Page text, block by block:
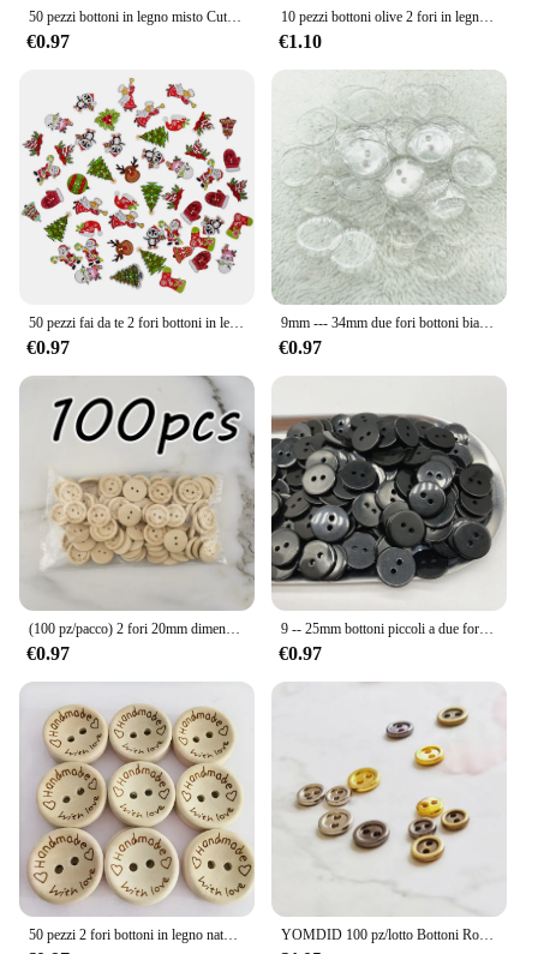
50 pezzi bottoni in legno misto Cute Bird Pattern Decorati 2 fori bottoni rotondi in legno per cucire, fai da te, accessori per abbigliamento 7 nk213
€0.97
10 pezzi bottoni olive 2 fori in legno attiva/disattiva cucito artigianale accessorio fai da te compatibile con abbigliamento giacca giacca giacca giacca
€1.10
50 pezzi fai da te 2 fori bottoni in legno legno decorativo natale cartone animato Scrapbooking fatto a mano per forniture artigianali accessori per il cucito
€0.97
9mm --- 34mm due fori bottoni bianchi trasparenti piccoli bottoni rotondi per cucire in resina per pane accessori per abbigliamento fai da te
€0.97
€0.97
9 -- 25mm bottoni piccoli a due fori bottone nero Pad Pad pane bottoni da cucire in resina rotonda Scrapbooking fai-da-te
€0.97
YOMDID 100 pz/lotto Bottoni Rotondi In Metallo 6/7/8mm Fibbia Per Vestiti FAI DA TE Bambola Cucito Decorazione 2 Fori Bottone Accessori Artigianali